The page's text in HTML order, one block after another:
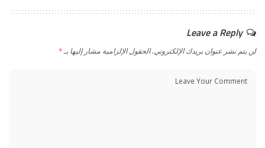
Leave a Reply
لن يتم نشر عنوان بريدك الإلكتروني.الحقول الإلزامية مشار إليها بـ*